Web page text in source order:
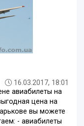
16.03.2017, 18:01
авиабилеты на
цена на
вы можете
- авиабилеты